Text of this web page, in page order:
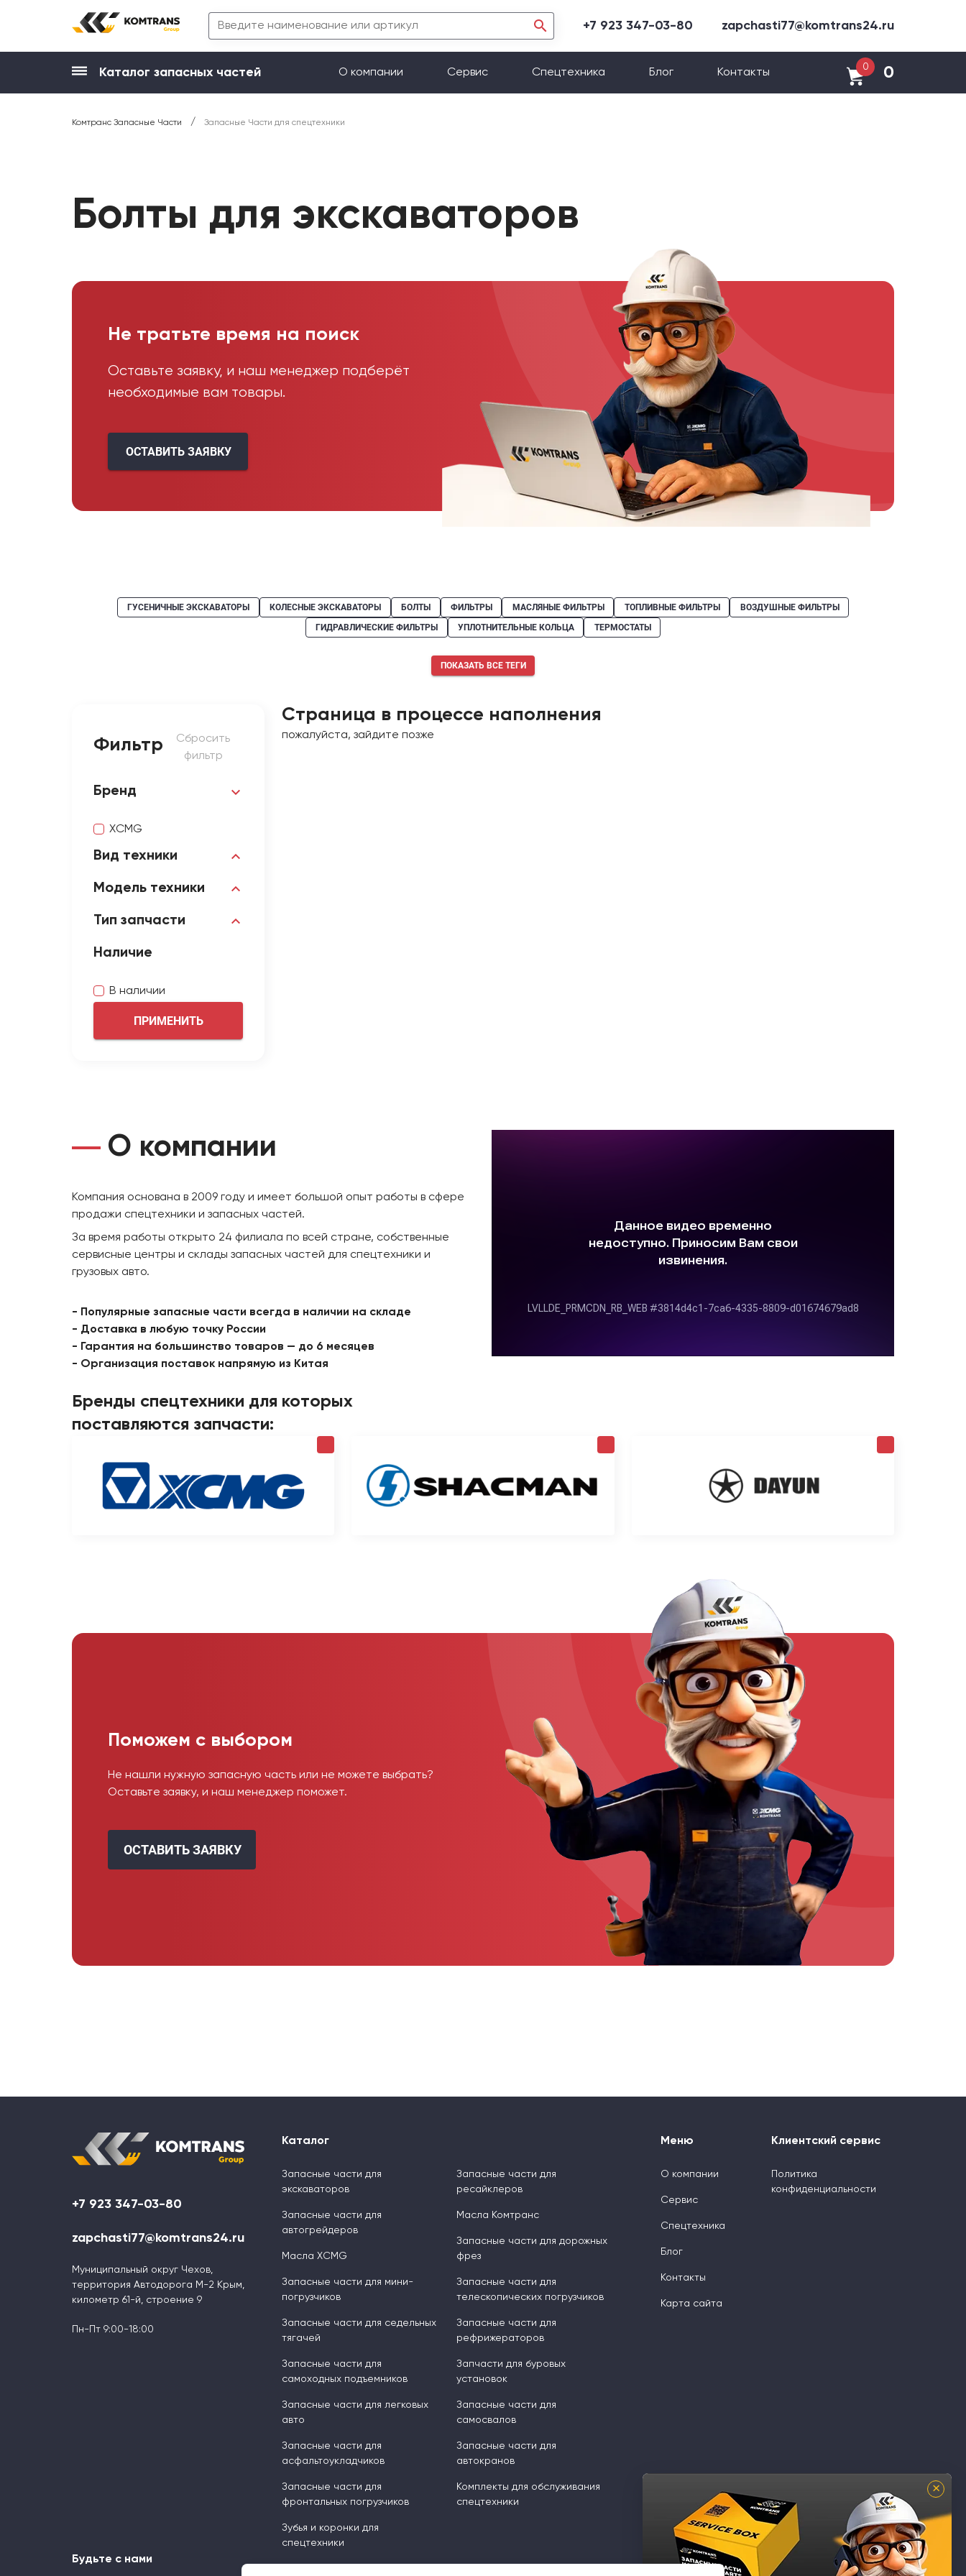
+7 923 347-03-80 zapchasti77@komtrans24.ru
Каталог запасных частей О компании Сервис Спецтехника Блог Контакты
0 0
Комтранс Запасные Части / Запасные Части для спецтехники
Болты для экскаваторов
Не тратьте время на поиск
Оставьте заявку, и наш менеджер подберёт
необходимые вам товары.
ОСТАВИТЬ ЗАЯВКУ
ГУСЕНИЧНЫЕ ЭКСКАВАТОРЫ КОЛЕСНЫЕ ЭКСКАВАТОРЫ БОЛТЫ ФИЛЬТРЫ МАСЛЯНЫЕ ФИЛЬТРЫ ТОПЛИВНЫЕ ФИЛЬТРЫ
ВОЗДУШНЫЕ ФИЛЬТРЫ
ГИДРАВЛИЧЕСКИЕ ФИЛЬТРЫ
УПЛОТНИТЕЛЬНЫЕ КОЛЬЦА ТЕРМОСТАТЫ
ПОКАЗАТЬ ВСЕ ТЕГИ
Фильтр
Сбросить
фильтр
Бренд
XCMG
Вид техники
Модель техники
Тип запчасти
Наличие
В наличии
ПРИМЕНИТЬ
Страница в процессе наполнения
пожалуйста, зайдите позже
О компании
Компания основана в 2009 году и имеет большой опыт работы в сфере
продажи спецтехники и запасных частей.
За время работы открыто 24 филиала по всей стране, собственные
сервисные центры и склады запасных частей для спецтехники и
грузовых авто.
- Популярные запасные части всегда в наличии на складе
- Доставка в любую точку России
- Гарантия на большинство товаров — до 6 месяцев
- Организация поставок напрямую из Китая
Бренды спецтехники для которых
поставляются запчасти:
Поможем с выбором
Не нашли нужную запасную часть или не можете выбрать?
Оставьте заявку, и наш менеджер поможет.
ОСТАВИТЬ ЗАЯВКУ
+7 923 347-03-80
zapchasti77@komtrans24.ru
Муниципальный округ Чехов,
территория Автодорога М-2 Крым,
километр 61-й, строение 9
Пн-Пт 9:00-18:00
Каталог
Запасные части для
экскаваторов
Запасные части для
автогрейдеров
Масла XCMG
Запасные части для мини-
погрузчиков
Запасные части для седельных
тягачей
Запасные части для
самоходных подъемников
Запасные части для легковых
авто
Запасные части для
асфальтоукладчиков
Запасные части для
фронтальных погрузчиков
Зубья и коронки для
спецтехники
Запасные части для
ресайклеров
Масла Комтранс
Запасные части для дорожных
фрез
Запасные части для
телескопических погрузчиков
Запасные части для
рефрижераторов
Запчасти для буровых
установок
Запасные части для
самосвалов
Запасные части для
автокранов
Комплекты для обслуживания
спецтехники
Меню
О компании
Сервис
Спецтехника
Блог
Контакты
Карта сайта
Клиентский сервис
Политика
конфиденциальности
Будьте с нами
×